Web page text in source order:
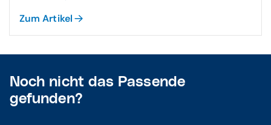
Zum Artikel
Noch nicht das Passende
gefunden?